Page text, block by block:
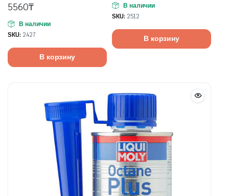
5560₸
В наличии
SKU: 2427
В корзину
В наличии
SKU: 2512
В корзину